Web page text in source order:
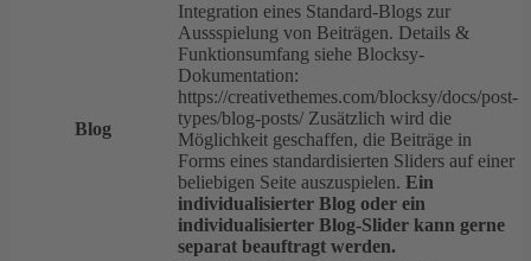
Blog
Integration eines Standard-Blogs zur
Aussspielung von Beiträgen. Details &
Funktionsumfang siehe Blocksy-
Dokumentation:
https://creativethemes.com/blocksy/docs/post-
types/blog-posts/ Zusätzlich wird die
Möglichkeit geschaffen, die Beiträge in
Forms eines standardisierten Sliders auf einer
beliebigen Seite auszuspielen. Ein
individualisierter Blog oder ein
individualisierter Blog-Slider kann gerne
separat beauftragt werden.